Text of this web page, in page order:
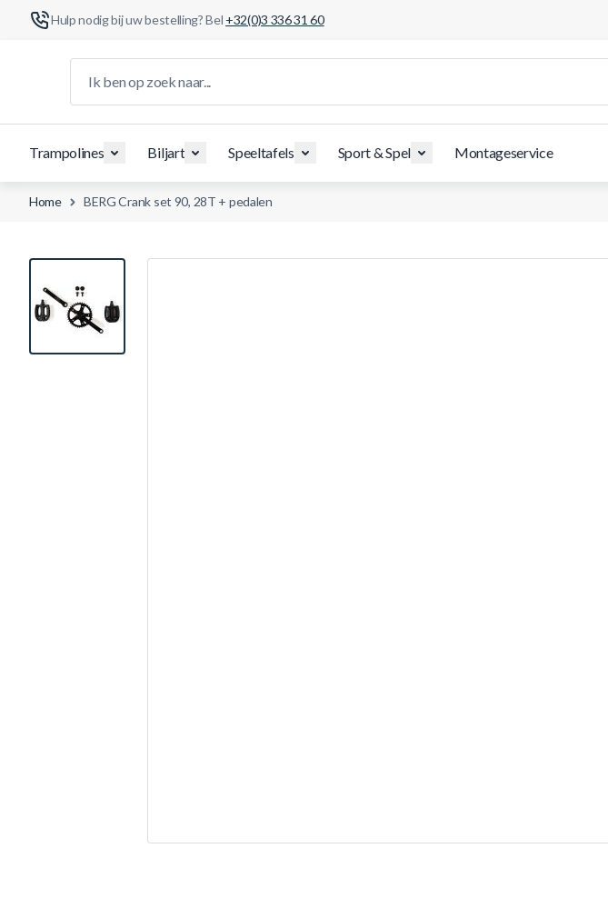
Hulp nodig bij uw bestelling? Bel +32(0)3 336 31 60
Trampolines Biljart Speeltafels Sport & Spel Montageservice
Home BERG Crank set 90, 28T + pedalen
View larger image